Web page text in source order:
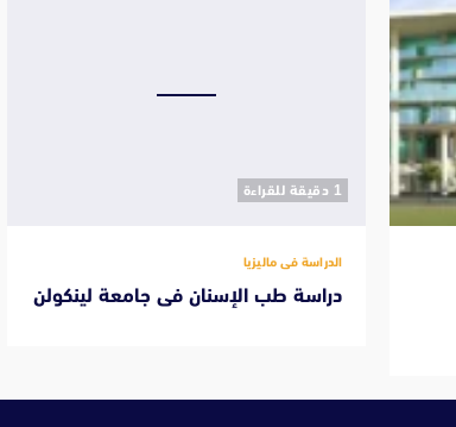
‫1 دقيقة للقراءة
الدراسة فى ماليزيا
دراسة طب الإسنان فى جامعة لينكولن